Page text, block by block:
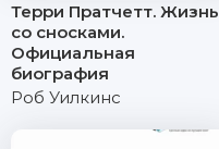
Терри Пратчетт. Жизнь
со сносками.
Официальная
биография
Роб Уилкинс